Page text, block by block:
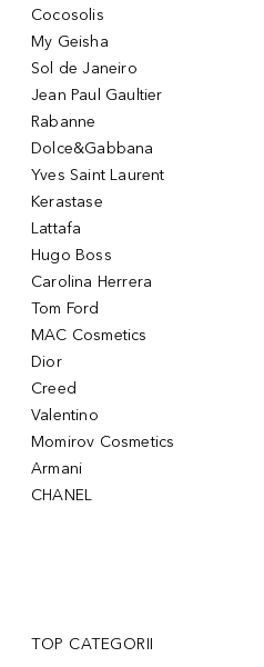
Cocosolis
My Geisha
Sol de Janeiro
Jean Paul Gaultier
Rabanne
Dolce&Gabbana
Yves Saint Laurent
Kerastase
Lattafa
Hugo Boss
Carolina Herrera
Tom Ford
MAC Cosmetics
Dior
Creed
Valentino
Momirov Cosmetics
Armani
CHANEL
TOP CATEGORII